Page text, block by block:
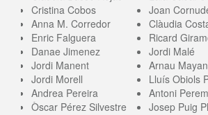
Cristina Cobos
Joan
Anna M. Corredor
Clàudia
Enric Falguera
Ricard
Danae Jimenez
Jordi Malé
Jordi Manent
Arnau
Jordi Morell
Lluís Obiols
Andrea Pereira
Antoni
Òscar Pérez Silvestre
Josep Puig